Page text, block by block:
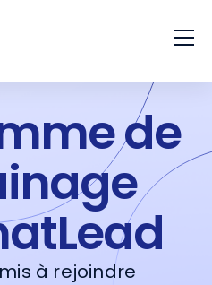
de
à rejoindre